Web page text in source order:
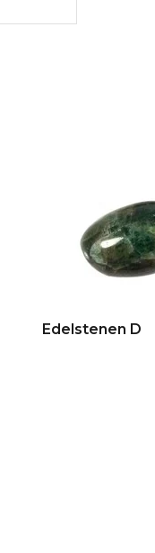
Edelstenen D